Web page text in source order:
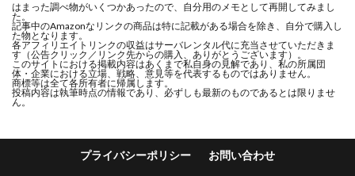
はまった調べ物がいくつかあったので、自分用のメモとして再開してみまし
た。
記事中のAmazonなリンクの商品は特に記載がある場合を除き、自分で購入し
た物となります。
各アフィリエイトリンクの収益はサーバレンタル代に充当させていただきま
す（公告クリック／リンク先からの購入、ありがとうございます）。
このサイトにおける掲載内容はあくまで私自身の見解であり、私の所属団
体・企業における立場、戦略、意見等を代表するものではありません。
商標等は全て各所有者に帰属します。
投稿内容は執筆時点の情報であり、必ずしも最新のものであるとは限りませ
ん。
プライバシーポリシー お問い合わせ